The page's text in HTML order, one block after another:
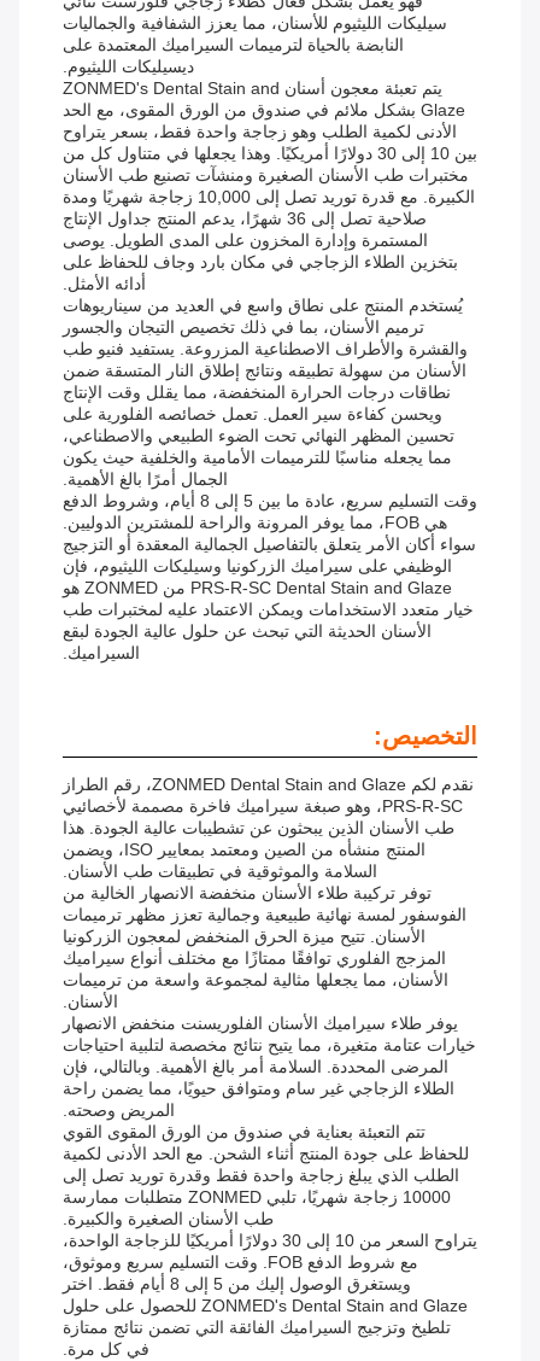
سيليكات الليثيوم للأسنان، مما يعزز الشفافية والجماليات
النابضة بالحياة لترميمات السيراميك المعتمدة على
ديسيليكات الليثيوم.
يتم تعبئة معجون أسنان ZONMED's Dental Stain and
Glaze بشكل ملائم في صندوق من الورق المقوى، مع الحد
الأدنى لكمية الطلب وهو زجاجة واحدة فقط، بسعر يتراوح
بين 10 إلى 30 دولارًا أمريكيًا. وهذا يجعلها في متناول كل من
مختبرات طب الأسنان الصغيرة ومنشآت تصنيع طب الأسنان
الكبيرة. مع قدرة توريد تصل إلى 10,000 زجاجة شهريًا ومدة
صلاحية تصل إلى 36 شهرًا، يدعم المنتج جداول الإنتاج
المستمرة وإدارة المخزون على المدى الطويل. يوصى
بتخزين الطلاء الزجاجي في مكان بارد وجاف للحفاظ على
أدائه الأمثل.
يُستخدم المنتج على نطاق واسع في العديد من سيناريوهات
ترميم الأسنان، بما في ذلك تخصيص التيجان والجسور
والقشرة والأطراف الاصطناعية المزروعة. يستفيد فنيو طب
الأسنان من سهولة تطبيقه ونتائج إطلاق النار المتسقة ضمن
نطاقات درجات الحرارة المنخفضة، مما يقلل وقت الإنتاج
ويحسن كفاءة سير العمل. تعمل خصائصه الفلورية على
تحسين المظهر النهائي تحت الضوء الطبيعي والاصطناعي،
مما يجعله مناسبًا للترميمات الأمامية والخلفية حيث يكون
الجمال أمرًا بالغ الأهمية.
وقت التسليم سريع، عادة ما بين 5 إلى 8 أيام، وشروط الدفع
هي FOB، مما يوفر المرونة والراحة للمشترين الدوليين.
سواء أكان الأمر يتعلق بالتفاصيل الجمالية المعقدة أو التزجيج
الوظيفي على سيراميك الزركونيا وسيليكات الليثيوم، فإن
PRS-R-SC Dental Stain and Glaze من ZONMED هو
خيار متعدد الاستخدامات ويمكن الاعتماد عليه لمختبرات طب
الأسنان الحديثة التي تبحث عن حلول عالية الجودة لبقع
السيراميك.
التخصيص:
نقدم لكم ZONMED Dental Stain and Glaze، رقم الطراز
PRS-R-SC، وهو صبغة سيراميك فاخرة مصممة لأخصائيي
طب الأسنان الذين يبحثون عن تشطيبات عالية الجودة. هذا
المنتج منشأه من الصين ومعتمد بمعايير ISO، ويضمن
السلامة والموثوقية في تطبيقات طب الأسنان.
توفر تركيبة طلاء الأسنان منخفضة الانصهار الخالية من
الفوسفور لمسة نهائية طبيعية وجمالية تعزز مظهر ترميمات
الأسنان. تتيح ميزة الحرق المنخفض لمعجون الزركونيا
المزجج الفلوري توافقًا ممتازًا مع مختلف أنواع سيراميك
الأسنان، مما يجعلها مثالية لمجموعة واسعة من ترميمات
الأسنان.
يوفر طلاء سيراميك الأسنان الفلوريسنت منخفض الانصهار
خيارات عتامة متغيرة، مما يتيح نتائج مخصصة لتلبية احتياجات
المرضى المحددة. السلامة أمر بالغ الأهمية. وبالتالي، فإن
الطلاء الزجاجي غير سام ومتوافق حيويًا، مما يضمن راحة
المريض وصحته.
تتم التعبئة بعناية في صندوق من الورق المقوى القوي
للحفاظ على جودة المنتج أثناء الشحن. مع الحد الأدنى لكمية
الطلب الذي يبلغ زجاجة واحدة فقط وقدرة توريد تصل إلى
10000 زجاجة شهريًا، تلبي ZONMED متطلبات ممارسة
طب الأسنان الصغيرة والكبيرة.
يتراوح السعر من 10 إلى 30 دولارًا أمريكيًا للزجاجة الواحدة،
مع شروط الدفع FOB. وقت التسليم سريع وموثوق،
ويستغرق الوصول إليك من 5 إلى 8 أيام فقط. اختر
ZONMED's Dental Stain and Glaze للحصول على حلول
تلطيخ وتزجيج السيراميك الفائقة التي تضمن نتائج ممتازة
في كل مرة.